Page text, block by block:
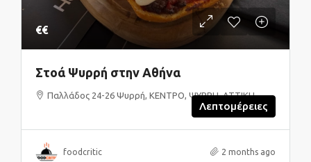
€€
Στοά Ψυρρή στην Αθήνα
Παλλάδος 24-26 Ψυρρή, ΚΕΝΤΡΟ, ΨΥΡΡΗ, ΑΤΤΙΚΗ
Λεπτομέρειες
foodcritic 2 months ago